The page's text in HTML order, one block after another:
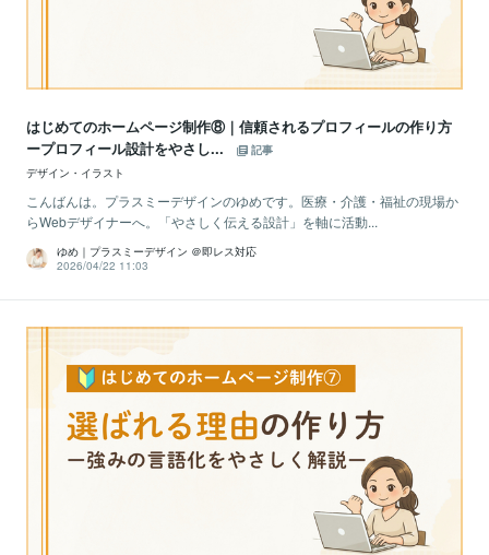
はじめてのホームページ制作⑧｜信頼されるプロフィールの作り方
ープロフィール設計をやさし...
記事
デザイン・イラスト
こんばんは。プラスミーデザインのゆめです。医療・介護・福祉の現場か
らWebデザイナーへ。「やさしく伝える設計」を軸に活動...
ゆめ｜プラスミーデザイン ＠即レス対応
2026/04/22 11:03